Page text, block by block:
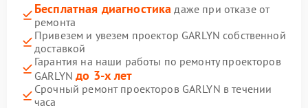
Бесплатная диагностика даже при отказе от
ремонта
Привезем и увезем проектор GARLYN собственной
доставкой
Гарантия на наши работы по ремонту проекторов
GARLYNдо 3-х лет
Срочный ремонт проекторов GARLYN в течении
часа